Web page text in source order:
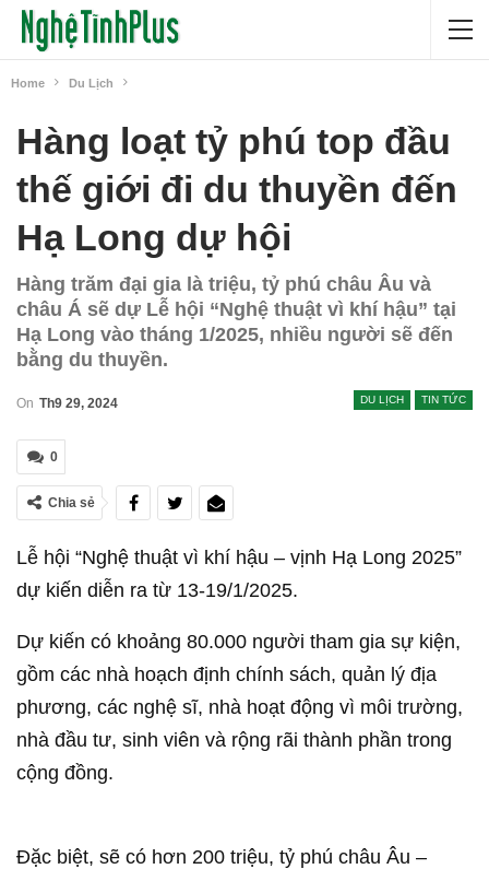
Home Du Lịch
Hàng loạt tỷ phú top đầu
thế giới đi du thuyền đến
Hạ Long dự hội
Hàng trăm đại gia là triệu, tỷ phú châu Âu và
châu Á sẽ dự Lễ hội “Nghệ thuật vì khí hậu” tại
Hạ Long vào tháng 1/2025, nhiều người sẽ đến
bằng du thuyền.
DU LỊCH TIN TỨC
On Th9 29, 2024
0
Chia sẻ
Lễ hội “Nghệ thuật vì khí hậu – vịnh Hạ Long 2025”
dự kiến diễn ra từ 13-19/1/2025.
Dự kiến có khoảng 80.000 người tham gia sự kiện,
gồm các nhà hoạch định chính sách, quản lý địa
phương, các nghệ sĩ, nhà hoạt động vì môi trường,
nhà đầu tư, sinh viên và rộng rãi thành phần trong
cộng đồng.
Đặc biệt, sẽ có hơn 200 triệu, tỷ phú châu Âu –